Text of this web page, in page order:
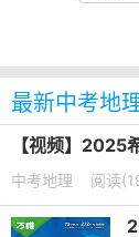
最新中考地
【视频】2025
中考地理 阅读